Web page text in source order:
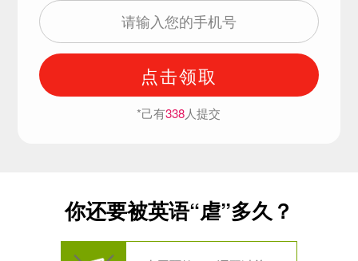
点击领取
*己有338人提交
你还要被英语“虐”多久？